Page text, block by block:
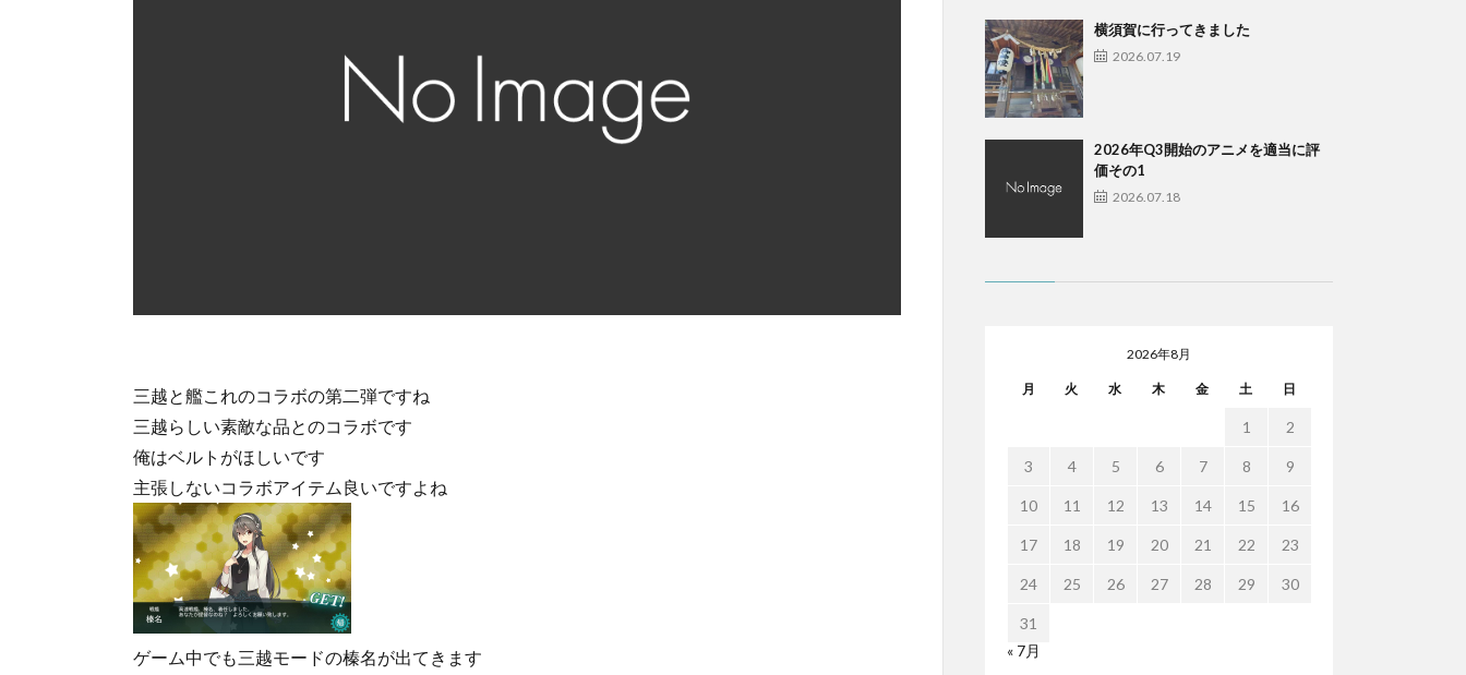
三越と艦これのコラボの第二弾ですね
三越らしい素敵な品とのコラボです
俺はベルトがほしいです
主張しないコラボアイテム良いですよね
ゲーム中でも三越モードの榛名が出てきます
横須賀に行ってきました
2026.07.19
2026年Q3開始のアニメを適当に評
価その1
2026.07.18
2026年8月
月 火 水 木 金 土 日
1 2
3 4 5 6 7 8 9
10 11 12 13 14 15 16
17 18 19 20 21 22 23
24 25 26 27 28 29 30
31
« 7月